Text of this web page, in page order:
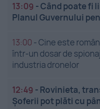
13:09 -Când poate fi
Planul Guvernului
13:00 -Cine este
într-un dosar de
industria dronelor
12:49 - Rovinieta,
Șoferii pot plăti cu